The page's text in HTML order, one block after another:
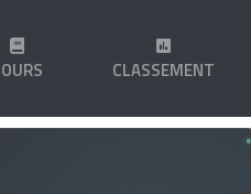
CLASSEMENT